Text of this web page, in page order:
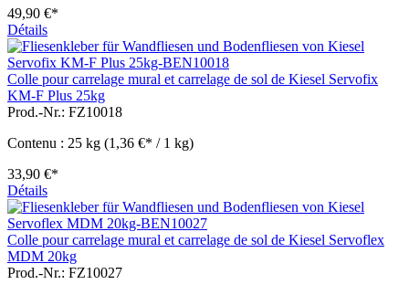
49,90 €*
Détails
Colle pour carrelage mural et carrelage de sol de Kiesel Servofix
KM-F Plus 25kg
Prod.-Nr.: FZ10018
Contenu : 25 kg (1,36 €* / 1 kg)
33,90 €*
Détails
Colle pour carrelage mural et carrelage de sol de Kiesel Servoflex
MDM 20kg
Prod.-Nr.: FZ10027